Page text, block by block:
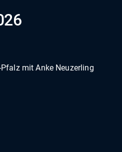
mit Anke Neuzerling